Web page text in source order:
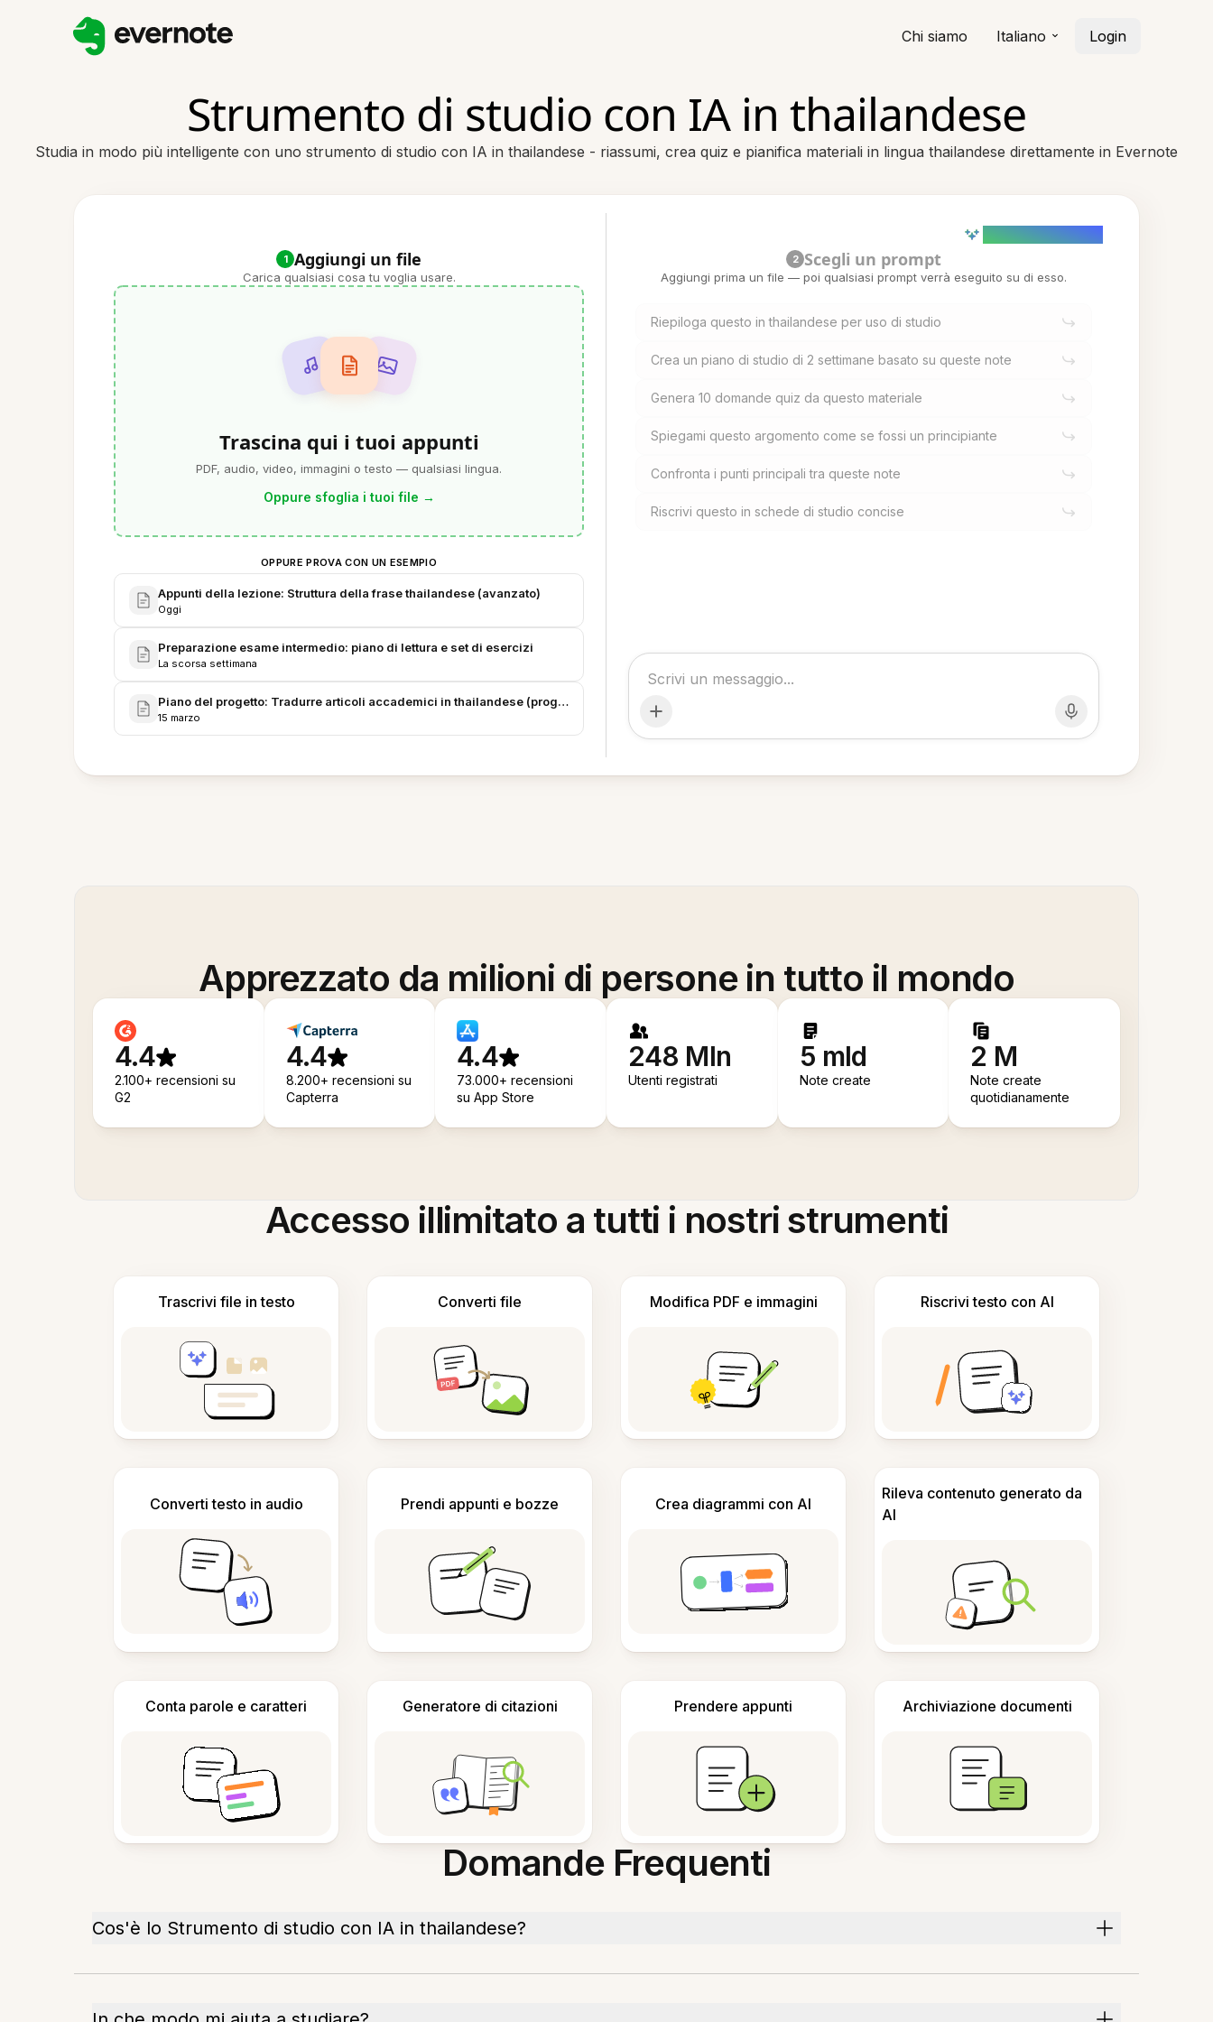
Chi siamo Italiano Login
Strumento di studio con IA in thailandese
Studia in modo più intelligente con uno strumento di studio con IA in thailandese - riassumi, crea quiz e pianifica materiali in lingua thailandese direttamente in Evernote
1 Aggiungi un file
Carica qualsiasi cosa tu voglia usare.
Trascina qui i tuoi appunti
PDF, audio, video, immagini o testo — qualsiasi lingua.
Oppure sfoglia i tuoi file →
OPPURE PROVA CON UN ESEMPIO
Appunti della lezione: Struttura della frase thailandese (avanzato)
Oggi
Preparazione esame intermedio: piano di lettura e set di esercizi
La scorsa settimana
Piano del progetto: Tradurre articoli accademici in thailandese (progetto di gruppo)
15 marzo
2 Scegli un prompt
Aggiungi prima un file — poi qualsiasi prompt verrà eseguito su di esso.
Riepiloga questo in thailandese per uso di studio
Crea un piano di studio di 2 settimane basato su queste note
Genera 10 domande quiz da questo materiale
Spiegami questo argomento come se fossi un principiante
Confronta i punti principali tra queste note
Riscrivi questo in schede di studio concise
Apprezzato da milioni di persone in tutto il mondo
4.4
2.100+ recensioni su
G2
4.4
8.200+ recensioni su
Capterra
4.4
73.000+ recensioni
su App Store
248 Mln
Utenti registrati
5 mld
Note create
2 M
Note create
quotidianamente
Accesso illimitato a tutti i nostri strumenti
Trascrivi file in testo Converti file Modifica PDF e immagini Riscrivi testo con AI
Converti testo in audio Prendi appunti e bozze Crea diagrammi con AI
Rileva contenuto generato da
AI
Conta parole e caratteri Generatore di citazioni Prendere appunti Archiviazione documenti
Domande Frequenti
Cos'è lo Strumento di studio con IA in thailandese?